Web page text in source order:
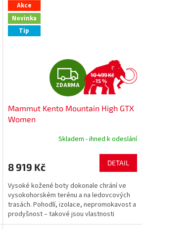
Akce
Novinka
Tip
Z
D
A
R
A
ZDARMA
10 499 Kč
–15 %
Mammut Kento Mountain High GTX
Women
Skladem - ihned k odeslání
8 919 Kč DETAIL
Vysoké kožené boty dokonale chrání ve
vysokohorském terénu a na ledovcových
trasách. Pohodlí, izolace, nepromokavost a
prodyšnost – takové jsou vlastnosti
vysoce odolné...